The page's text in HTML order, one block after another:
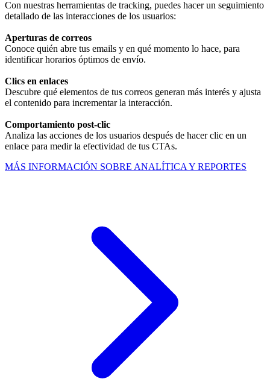
Con nuestras herramientas de tracking, puedes hacer un seguimiento
detallado de las interacciones de los usuarios:
Aperturas de correos
Conoce quién abre tus emails y en qué momento lo hace, para
identificar horarios óptimos de envío.
Clics en enlaces
Descubre qué elementos de tus correos generan más interés y ajusta
el contenido para incrementar la interacción.
Comportamiento post-clic
Analiza las acciones de los usuarios después de hacer clic en un
enlace para medir la efectividad de tus CTAs.
MÁS INFORMACIÓN SOBRE ANALÍTICA Y REPORTES